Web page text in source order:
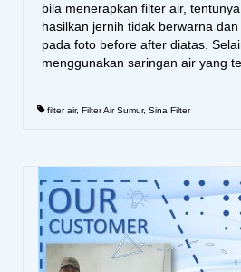
bila menerapkan filter air,
hasilkan jernih tidak berwarna
pada foto before after diatas.
menggunakan saringan air yang
filter air, Filter Air Sumur, Sina Filter